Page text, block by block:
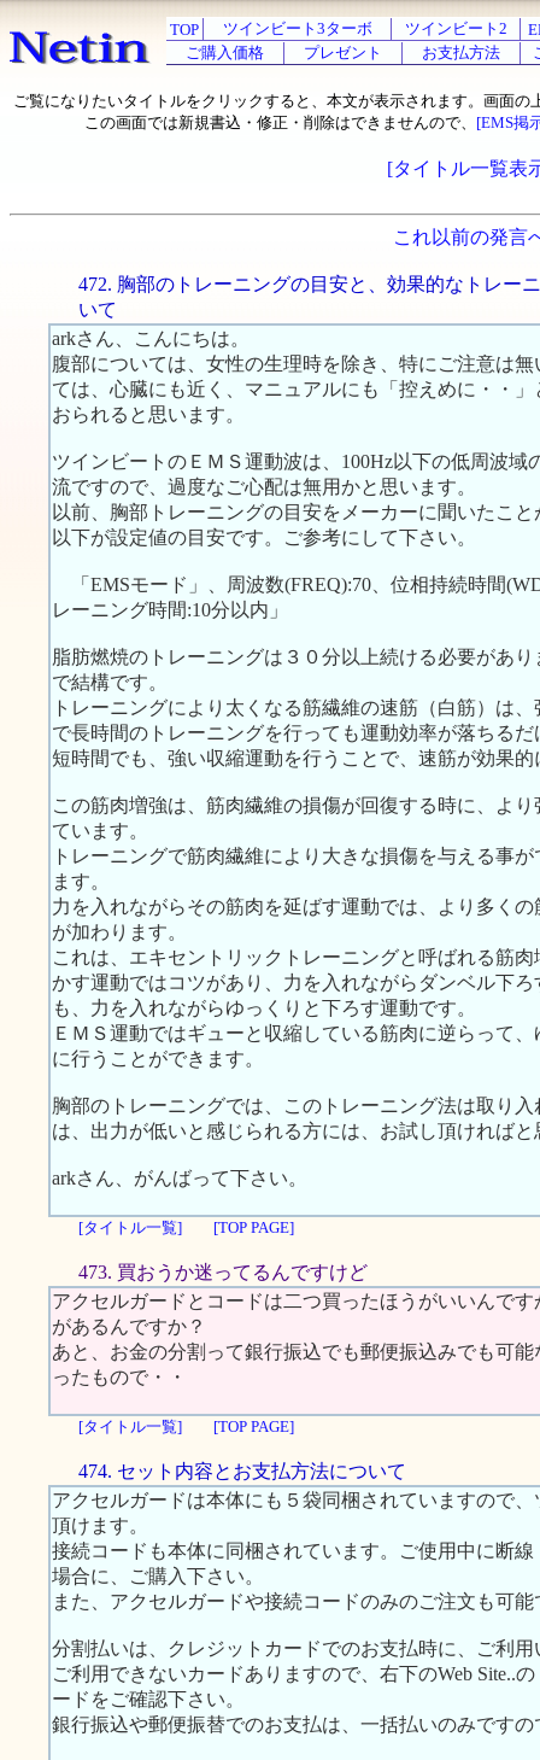
TOP ツインビート3ターボ ツインビート2
ご購入価格
プレゼント お支払方法
ご覧になりたいタイトルをクリックすると、本文が表示されます。画面の
この画面では新規書込・修正・削除はできませんので、 [EMS掲
[タイトル一覧表
これ以前の発言
472. 胸部のトレーニングの目安と、効果的なトレー
いて
arkさん、こんにちは。
腹部については、女性の生理時を除き、特にご注意は
ては、心臓にも近く、マニュアルにも「控えめに・・
おられると思います。
ツインビートのＥＭＳ運動波は、100Hz以下の低周波
流ですので、過度なご心配は無用かと思います。
以前、胸部トレーニングの目安をメーカーに聞いたこ
以下が設定値の目安です。ご参考にして下さい。
「EMSモード」、周波数(FREQ):70、位相持続時間
レーニング時間:10分以内」
脂肪燃焼のトレーニングは３０分以上続ける必要があ
で結構です。
トレーニングにより太くなる筋繊維の速筋（白筋）は
で長時間のトレーニングを行っても運動効率が落ちるだ
短時間でも、強い収縮運動を行うことで、速筋が効果
この筋肉増強は、筋肉繊維の損傷が回復する時に、よ
ています。
トレーニングで筋肉繊維により大きな損傷を与える事
ます。
力を入れながらその筋肉を延ばす運動では、より多く
が加わります。
これは、エキセントリックトレーニングと呼ばれる筋
かす運動ではコツがあり、力を入れながらダンベル下
も、力を入れながらゆっくりと下ろす運動です。
ＥＭＳ運動ではギューと収縮している筋肉に逆らって
に行うことができます。
胸部のトレーニングでは、このトレーニング法は取り
は、出力が低いと感じられる方には、お試し頂ければと
arkさん、がんばって下さい。
[タイトル一覧] [TOP PAGE]
473. 買おうか迷ってるんですけど
アクセルガードとコードは二つ買ったほうがいいんで
があるんですか？
あと、お金の分割って銀行振込でも郵便振込みでも可
ったもので・・
[タイトル一覧] [TOP PAGE]
474. セット内容とお支払方法について
アクセルガードは本体にも５袋同梱されていますので
頂けます。
接続コードも本体に同梱されています。ご使用中に断
場合に、ご購入下さい。
また、アクセルガードや接続コードのみのご注文も可能
分割払いは、クレジットカードでのお支払時に、ご利
ご利用できないカードありますので、右下のWeb Site..
ードをご確認下さい。
銀行振込や郵便振替でのお支払は、一括払いのみです